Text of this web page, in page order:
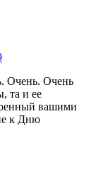
Очень. Очень
та и ее
вашими
к Дню